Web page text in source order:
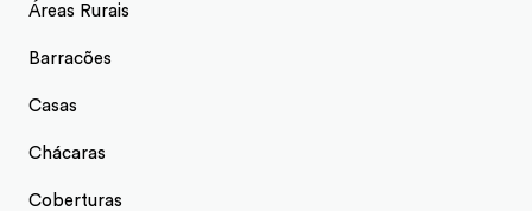
Áreas Rurais
Barracões
Casas
Chácaras
Coberturas